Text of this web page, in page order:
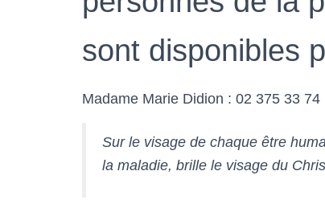
sont disponibles
Madame Marie Didion : 02 375 33 74
Sur le visage de chaque être
la maladie, brille le visage du